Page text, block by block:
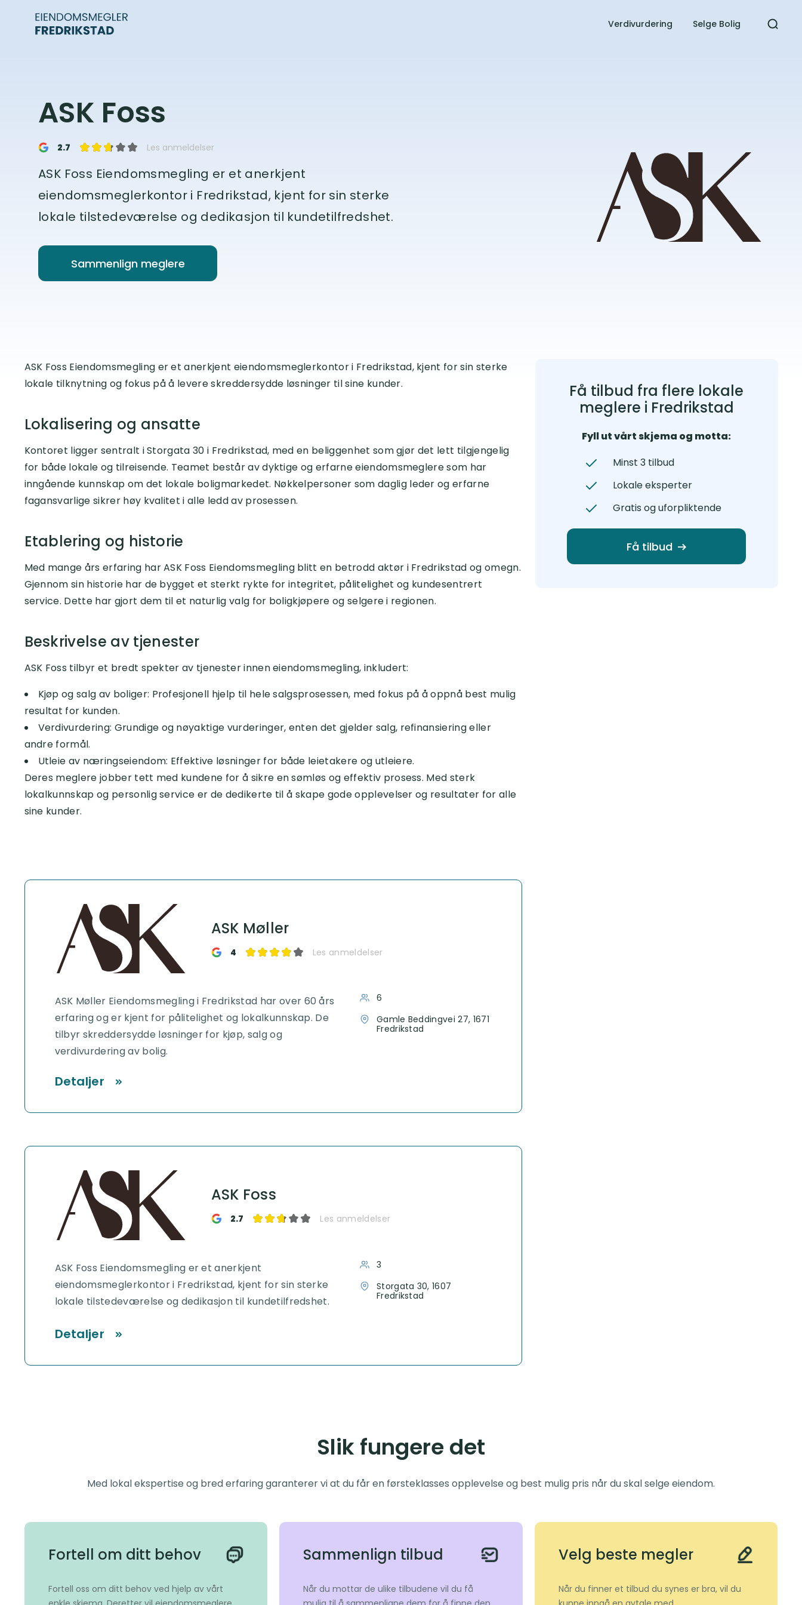
Verdivurdering​ Selge Bolig
ASK Foss
2.7 Les anmeldelser
ASK Foss Eiendomsmegling er et anerkjent
eiendomsmeglerkontor i Fredrikstad, kjent for sin sterke
lokale tilstedeværelse og dedikasjon til kundetilfredshet.
Sammenlign meglere
ASK Foss Eiendomsmegling er et anerkjent eiendomsmeglerkontor i Fredrikstad, kjent for sin sterke
lokale tilknytning og fokus på å levere skreddersydde løsninger til sine kunder.
Lokalisering og ansatte
Kontoret ligger sentralt i Storgata 30 i Fredrikstad, med en beliggenhet som gjør det lett tilgjengelig
for både lokale og tilreisende. Teamet består av dyktige og erfarne eiendomsmeglere som har
inngående kunnskap om det lokale boligmarkedet. Nøkkelpersoner som daglig leder og erfarne
fagansvarlige sikrer høy kvalitet i alle ledd av prosessen.
Etablering og historie
Med mange års erfaring har ASK Foss Eiendomsmegling blitt en betrodd aktør i Fredrikstad og omegn.
Gjennom sin historie har de bygget et sterkt rykte for integritet, pålitelighet og kundesentrert
service. Dette har gjort dem til et naturlig valg for boligkjøpere og selgere i regionen.
Beskrivelse av tjenester
ASK Foss tilbyr et bredt spekter av tjenester innen eiendomsmegling, inkludert:
Kjøp og salg av boliger: Profesjonell hjelp til hele salgsprosessen, med fokus på å oppnå best mulig
resultat for kunden.
Verdivurdering: Grundige og nøyaktige vurderinger, enten det gjelder salg, refinansiering eller
andre formål.
Utleie av næringseiendom: Effektive løsninger for både leietakere og utleiere.
Deres meglere jobber tett med kundene for å sikre en sømløs og effektiv prosess. Med sterk
lokalkunnskap og personlig service er de dedikerte til å skape gode opplevelser og resultater for alle
sine kunder.
ASK Møller
4 Les anmeldelser
ASK Møller Eiendomsmegling i Fredrikstad har over 60 års
erfaring og er kjent for pålitelighet og lokalkunnskap. De
tilbyr skreddersydde løsninger for kjøp, salg og
verdivurdering av bolig.
6
Gamle Beddingvei 27, 1671
Fredrikstad
Detaljer
ASK Foss
2.7 Les anmeldelser
ASK Foss Eiendomsmegling er et anerkjent
eiendomsmeglerkontor i Fredrikstad, kjent for sin sterke
lokale tilstedeværelse og dedikasjon til kundetilfredshet.
3
Storgata 30, 1607
Fredrikstad
Detaljer
Få tilbud fra flere lokale
meglere i Fredrikstad
Fyll ut vårt skjema og motta:
Minst 3 tilbud
Lokale eksperter
Gratis og uforpliktende
Få tilbud
Slik fungere det
Med lokal ekspertise og bred erfaring garanterer vi at du får en førsteklasses opplevelse og best mulig pris når du skal selge eiendom.
Fortell om ditt behov
Fortell oss om ditt behov ved hjelp av vårt
Sammenlign tilbud
Når du mottar de ulike tilbudene vil du få
Velg beste megler
Når du finner et tilbud du synes er bra, vil du